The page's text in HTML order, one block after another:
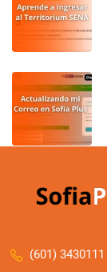
(601) 3430111